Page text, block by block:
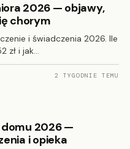
2026 — objawy,
chorym
i świadczenia 2026. Ile
zł i jak…
2 TYGODNIE TEMU
domu 2026 —
i opieka